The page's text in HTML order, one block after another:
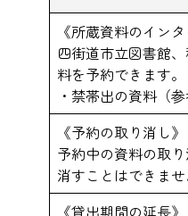
《所蔵資料のイン
四街道市立図書館
料を予約できます。
・禁帯出の資料（
《予約の取り消し》
予約中の資料の取
消すことはできませ
《貸出期間の延長》